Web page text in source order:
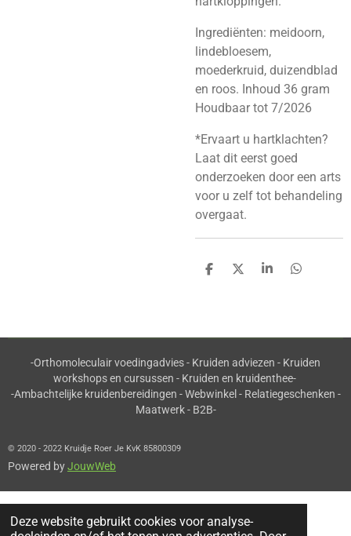
Deze website gebruikt cookies voor analyse-
Ingrediënten: meidoorn,
lindebloesem,
moederkruid, duizendblad
en roos. Inhoud 36 gram
Houdbaar tot 7/2026
*Ervaart u hartklachten?
Laat dit eerst goed
onderzoeken door een arts
voor u zelf tot behandeling
overgaat.
D
D
S
D
-Orthomoleculair voedingadvies - Kruiden adviezen - Kruiden
workshops en cursussen - Kruiden en kruidenthee-
-Ambachtelijke kruidenbereidingen - Webwinkel - Relatiegeschenken -
Maatwerk - B2B-
© 2020 - 2022 Kruidje Roer Je KvK 85800309
Powered byJouwWeb